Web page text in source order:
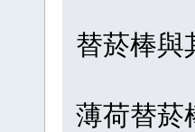
替菸棒與
薄荷替菸